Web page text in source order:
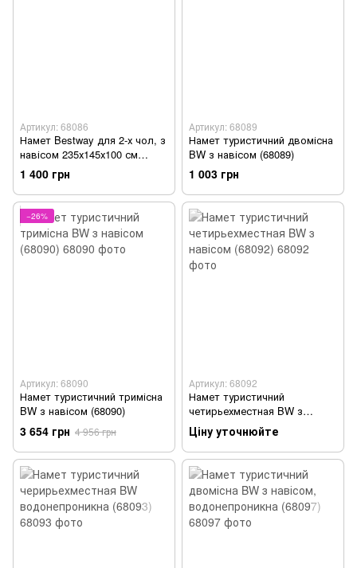
Артикул: 68086
Намет Bestway для 2-х чол, з
навісом 235х145х100 см
(68086)
1 400 грн
Артикул: 68089
Намет туристичний двомісна
BW з навісом (68089)
1 003 грн
−26%
Артикул: 68090
Намет туристичний тримісна
BW з навісом (68090)
3 654 грн 4 956 грн
Артикул: 68092
Намет туристичний
четирьехместная BW з
навісом (68092)
Ціну уточнюйте